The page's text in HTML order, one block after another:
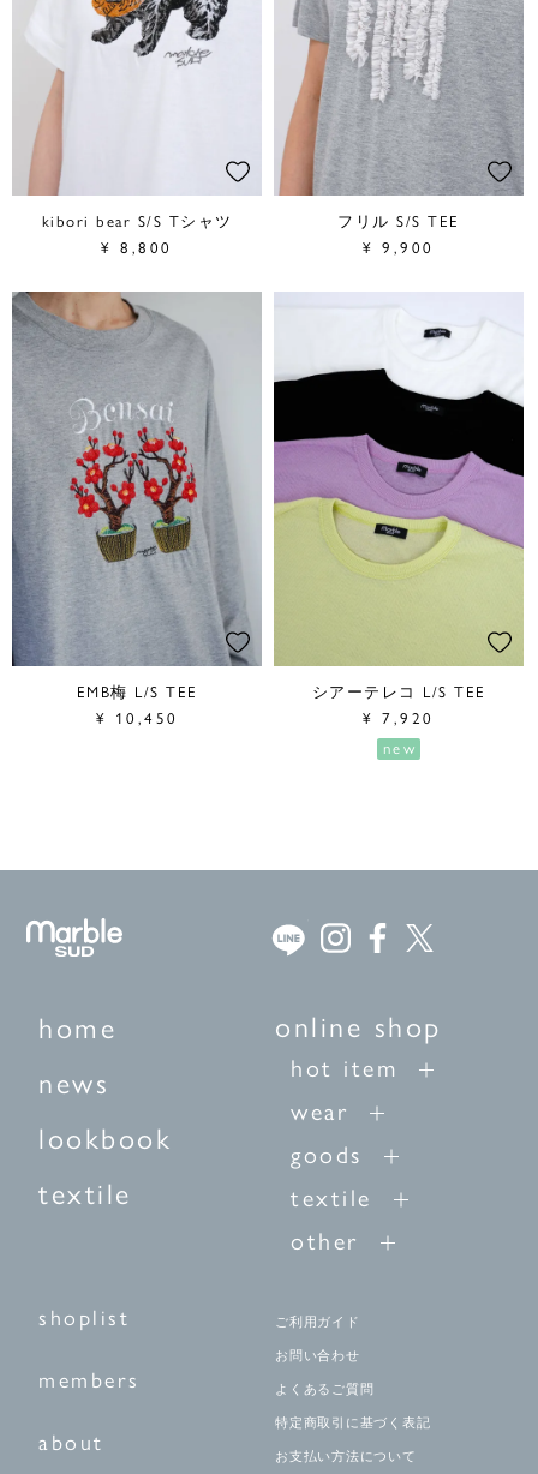
kibori bear S/S Tシャツ
¥ 8,800
フリル S/S TEE
¥ 9,900
EMB梅 L/S TEE
¥ 10,450
シアーテレコ L/S TEE
¥ 7,920
new
home
news
lookbook
textile
online shop
hot item
wear
goods
textile
other
shoplist
members
about
ご利用ガイド
お問い合わせ
よくあるご質問
特定商取引に基づく表記
お支払い方法について